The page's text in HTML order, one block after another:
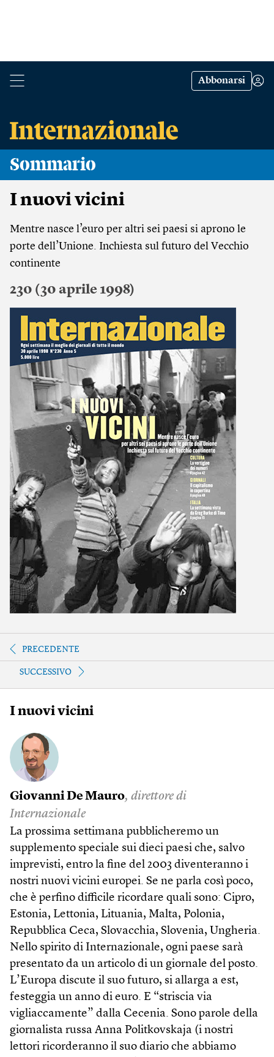
Abbonarsi
Sommario
I nuovi vicini
Mentre nasce l’euro per altri sei paesi si aprono le
porte dell’Unione. Inchiesta sul futuro del Vecchio
continente
230 (30 aprile 1998)
PRECEDENTE
SUCCESSIVO
I nuovi vicini
Giovanni De Mauro, direttore di
Internazionale
La prossima settimana pubblicheremo un
supplemento speciale sui dieci paesi che, salvo
imprevisti, entro la fine del 2003 diventeranno i
nostri nuovi vicini europei. Se ne parla così poco,
che è perfino difficile ricordare quali sono: Cipro,
Estonia, Lettonia, Lituania, Malta, Polonia,
Repubblica Ceca, Slovacchia, Slovenia, Ungheria.
Nello spirito di Internazionale, ogni paese sarà
presentato da un articolo di un giornale del posto.
L’Europa discute il suo futuro, si allarga a est,
festeggia un anno di euro. E “striscia via
vigliaccamente” dalla Cecenia. Sono parole della
giornalista russa Anna Politkovskaja (i nostri
lettori ricorderanno il suo diario che abbiamo